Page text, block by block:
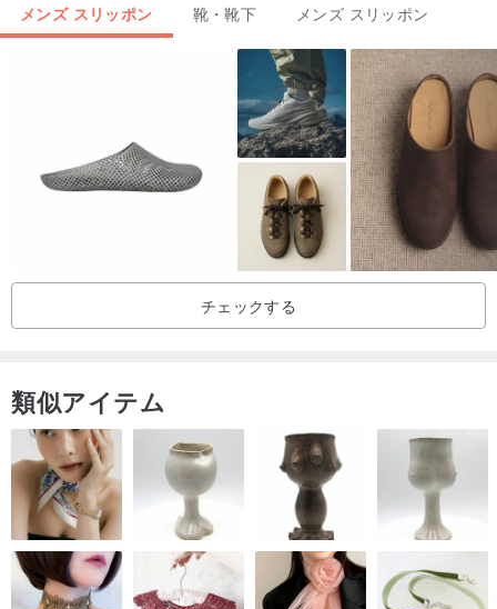
★ロングウィングブローグのダービーデザインは今日では珍しい！
★刻まれた花がかかと近くまで伸び、足が細く見えます。
商品価格：3680元
サイズ│ヨーロッパサイズ39-44 /米国サイズ8.5-11を参照してくだ
►►この靴のバージョンは1サイズ小さいです。通常より1サイズ大
きくしてください。例：通常のサイズ42の場合は、サイズ43を使用
してください。
製品サイズ：33x21x12CM製品重量：1000g
カラーモデル│ダークグレー、コーヒー、ブラック合計3色
材料
生地│輸入レザーワックス牛革
メンズ スリッポン 靴・靴下 メンズ スリッポン
チェックする
類似アイテム